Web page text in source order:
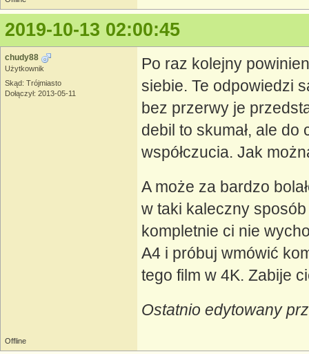
2019-10-13 02:00:45
chudy88
Użytkownik
Skąd: Trójmiasto
Dołączył: 2013-05-11
Po raz kolejny
siebie. Te odpowiedzi
bez przerwy je
debil to skumał, ale
współczucia. Jak
A może za bardzo
w taki kaleczny sposób
kompletnie ci nie
A4 i próbuj wmówić
tego film w 4K. Zabije
Ostatnio edytowany
Offline